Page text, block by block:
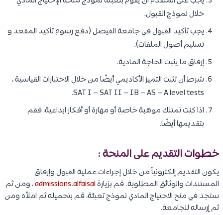
خلال نموذج القبول.
يجب تأكيد القبول في جامعة الفيصل (دفع رسوم تأكيد المقعد و
تسليم أصول الملفات).
إرفاق ما يثبت الحاجة المادية.
شرط أن تثبت التميز الأكاديمي أيضًا من خلال الاختبارات القياسية ،
SAT I – SAT II – IB – AS – A level tests.
اذا كنت تمتلك موهبة خاصة أو مهارة أو أفكار ابداعية، فقم
بتقديمها أيضًا.
خطوات التقديم على المنحة :
يكون التقديم إلكترونياً من خلال إجراءات عملية القبول وإرفاق
المستندات والوثائق المطلوبة. قم بزيارةadmissions.alfaisal، ومن ثم
ستجد في منح الاحتياج المادي نموذج تعبئة، قم بتحميله ثم املأه ومن
ثم إرساله للجامعة.